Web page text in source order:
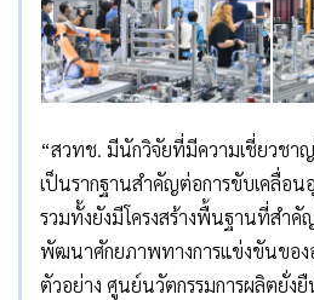
“สวทช. มีนักวิจัยที่มีความเชี่ยวชา
เป็นรากฐานสำคัญต่อการขับเคลื่อน
รวมทั้งยังมีโครงสร้างพื้นฐานที่สำ
พัฒนาศักยภาพทางการแข่งขันของ
ตัวอย่าง ศูนย์นวัตกรรมการผลิตยั่งยื